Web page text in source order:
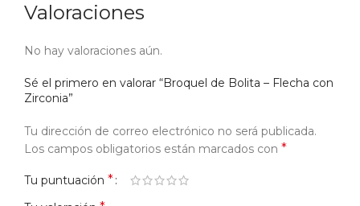
Valoraciones
No hay valoraciones aún.
Sé el primero en valorar “Broquel de Bolita – Flecha con
Zirconia”
Tu dirección de correo electrónico no será publicada.
Los campos obligatorios están marcados con *
Tu puntuación *